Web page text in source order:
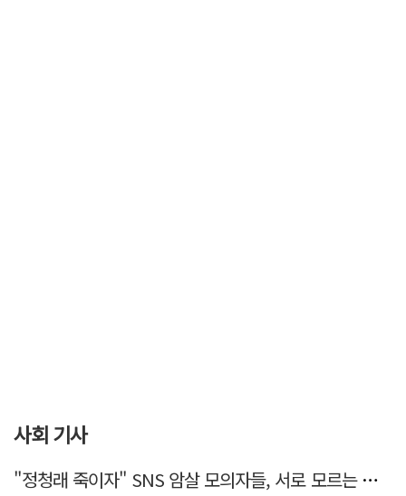
사회 기사
"정청래 죽이자" SNS 암살 모의자들, 서로 모르는 사이였다…檢송치